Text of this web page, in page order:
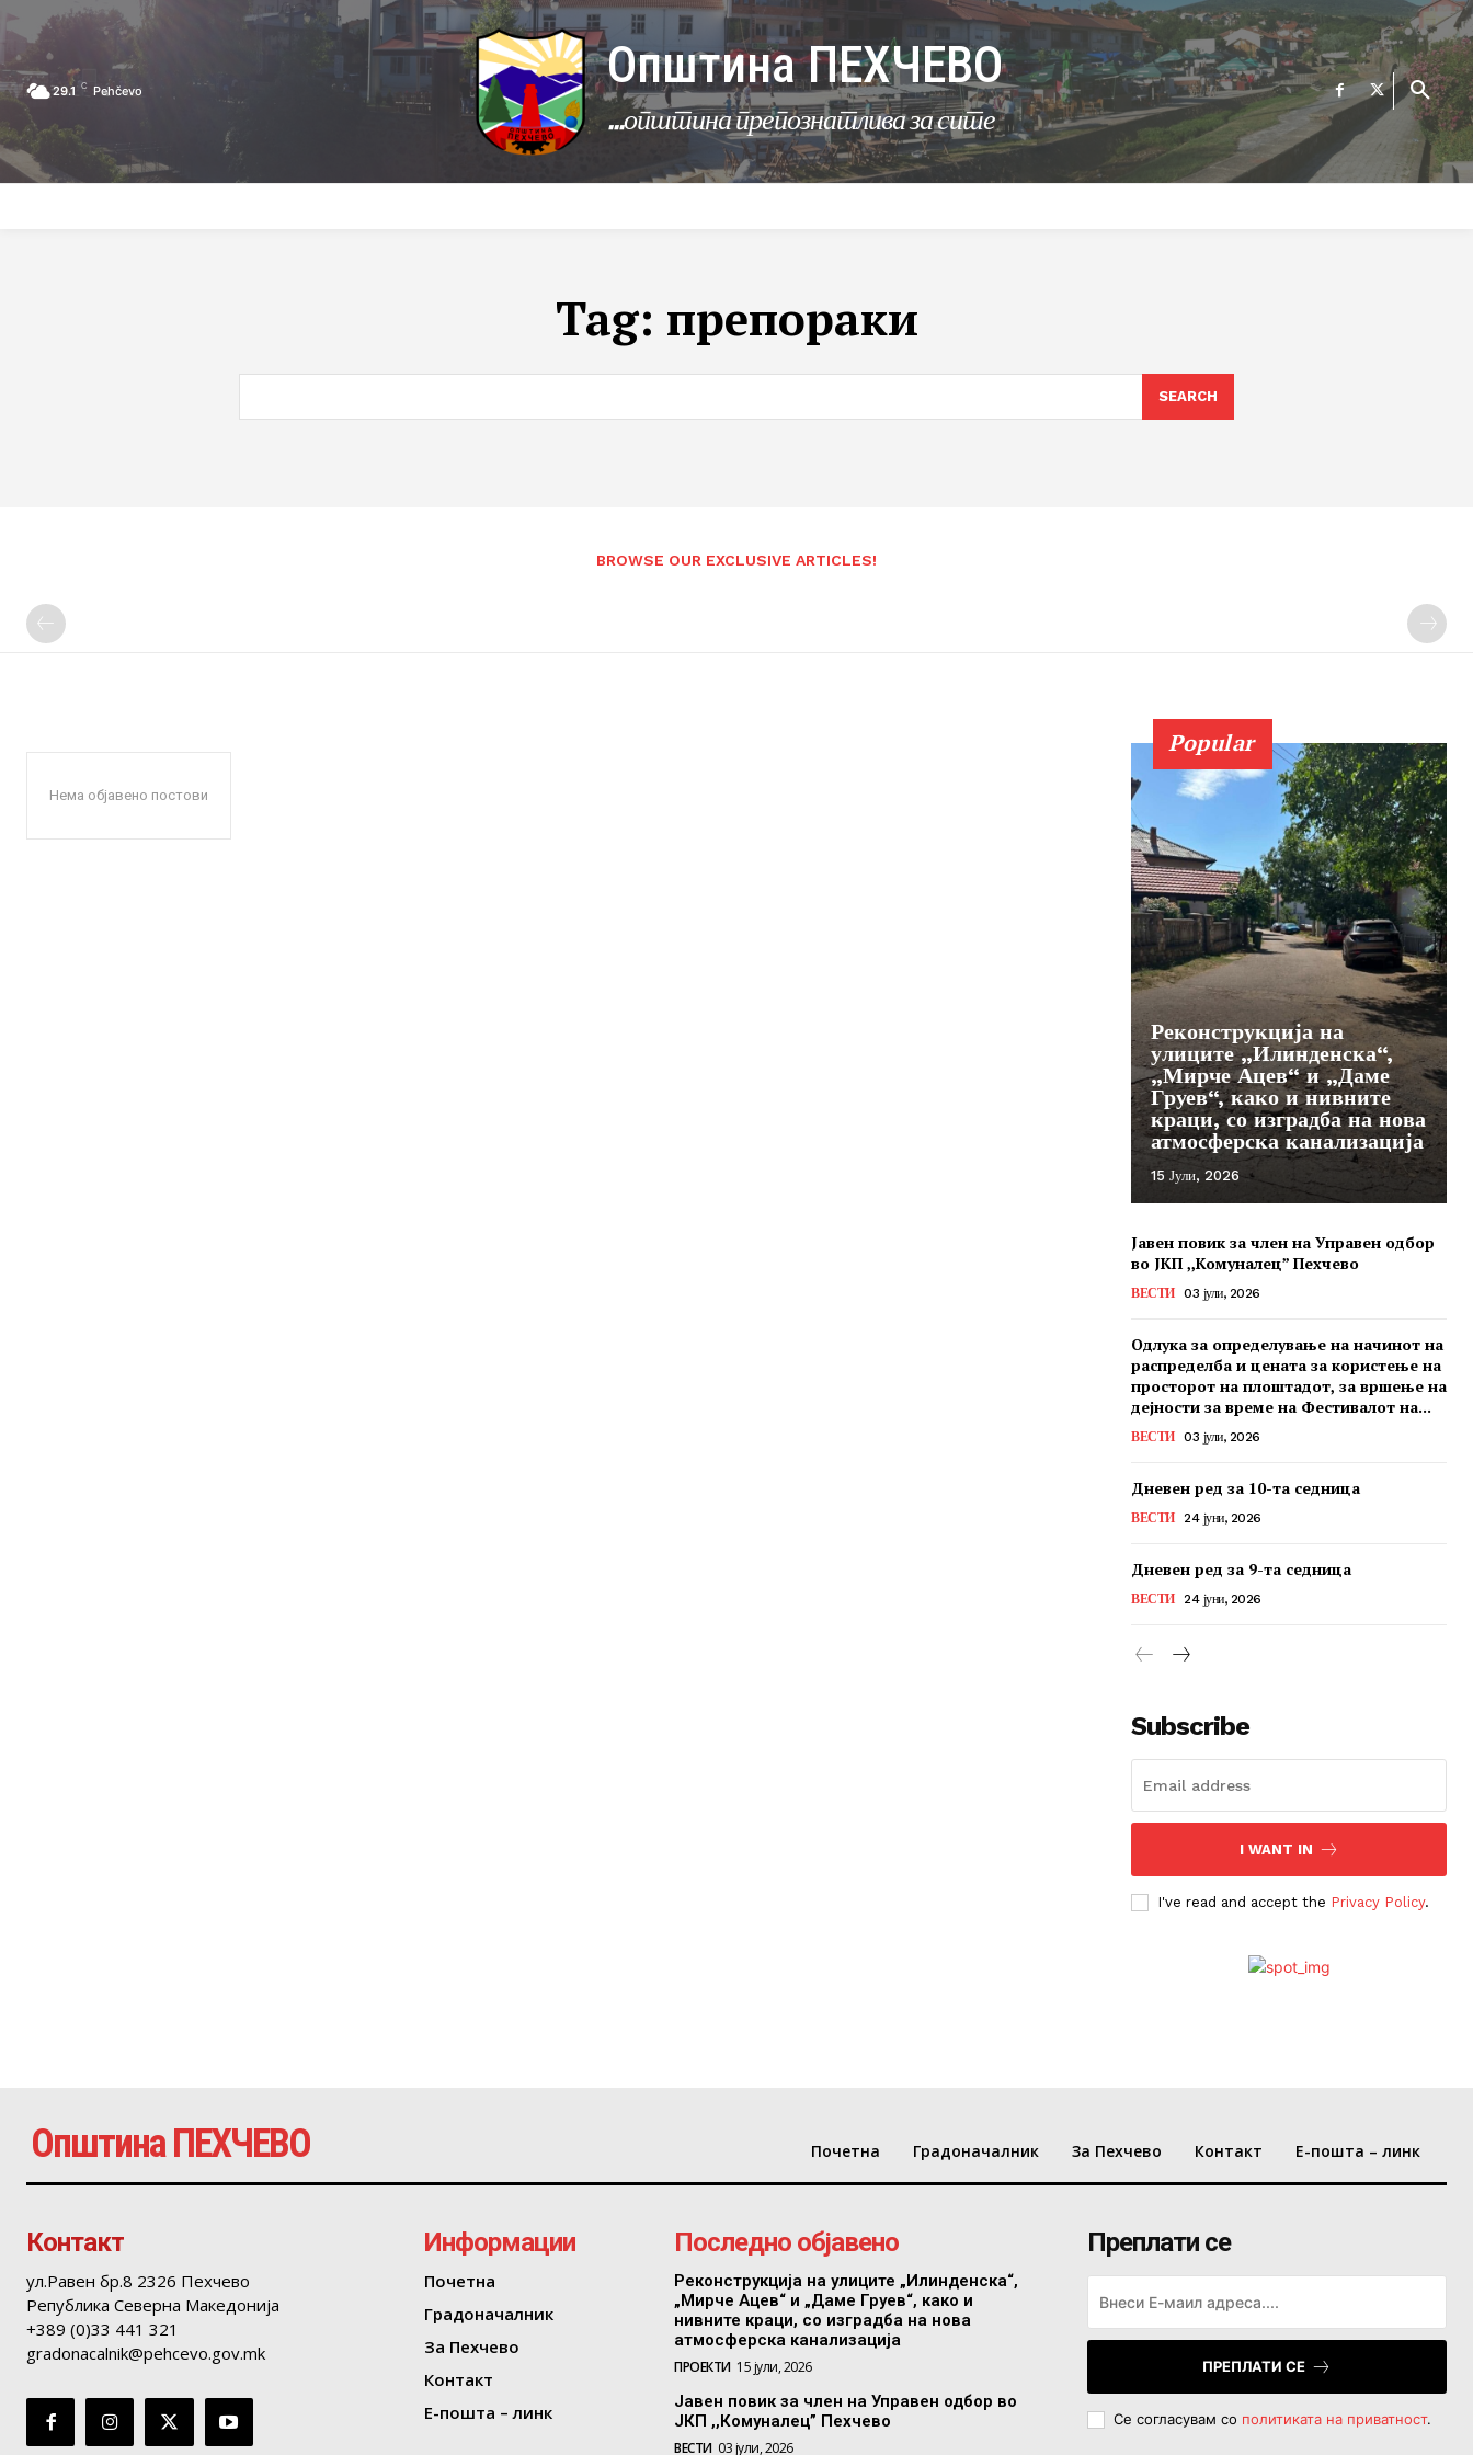
29.1 C Pehčevo Општина ПЕХЧЕВО
...општина препознатлива за сите
Tag: препораки
SEARCH
BROWSE OUR EXCLUSIVE ARTICLES!
Нема објавено постови
Popular
Реконструкција на
улиците „Илинденска“,
„Мирче Ацев“ и „Даме
Груев“, како и нивните
краци, со изградба на нова
атмосферска канализација
15 Јули, 2026
Јавен повик за член на Управен одбор
во ЈКП ,,Комуналец” Пехчево
ВЕСТИ 03 јули, 2026
Одлука за определување на начинот на
распределба и цената за користење на
просторот на плоштадот, за вршење на
дејности за време на Фестивалот на...
ВЕСТИ 03 јули, 2026
Дневен ред за 10-та седница
ВЕСТИ 24 јуни, 2026
Дневен ред за 9-та седница
ВЕСТИ 24 јуни, 2026
Subscribe
I WANT IN
I've read and accept the Privacy Policy.
Општина ПЕХЧЕВО Почетна Градоначалник За Пехчево Контакт Е-пошта – линк
Контакт
ул.Равен бр.8 2326 Пехчево
Република Северна Македонија
+389 (0)33 441 321
gradonacalnik@pehcevo.gov.mk
Информации
Почетна
Градоначалник
За Пехчево
Контакт
Е-пошта – линк
Последно објавено
Реконструкција на улиците „Илинденска“,
„Мирче Ацев“ и „Даме Груев“, како и
нивните краци, со изградба на нова
атмосферска канализација
ПРОЕКТИ 15 јули, 2026
Јавен повик за член на Управен одбор во
ЈКП ,,Комуналец” Пехчево
ВЕСТИ 03 јули, 2026
Преплати се
ПРЕПЛАТИ СЕ
Се согласувам со политиката на приватност.